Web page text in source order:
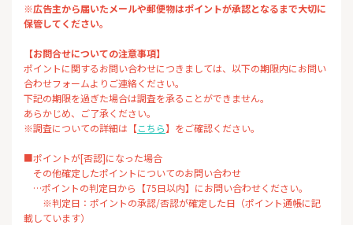
※広告主から届いたメールや郵便物はポイントが承認となるまで大切に
保管してください。
【お問合せについての注意事項】
ポイントに関するお問い合わせにつきましては、以下の期限内にお問い
合わせフォームよりご連絡ください。
下記の期限を過ぎた場合は調査を承ることができません。
あらかじめ、ご了承ください。
※調査についての詳細は【こちら】をご確認ください。
■ポイントが[否認]になった場合
その他確定したポイントについてのお問い合わせ
…ポイントの判定日から【75日以内】にお問い合わせください。
※判定日：ポイントの承認/否認が確定した日（ポイント通帳に記
載しています）